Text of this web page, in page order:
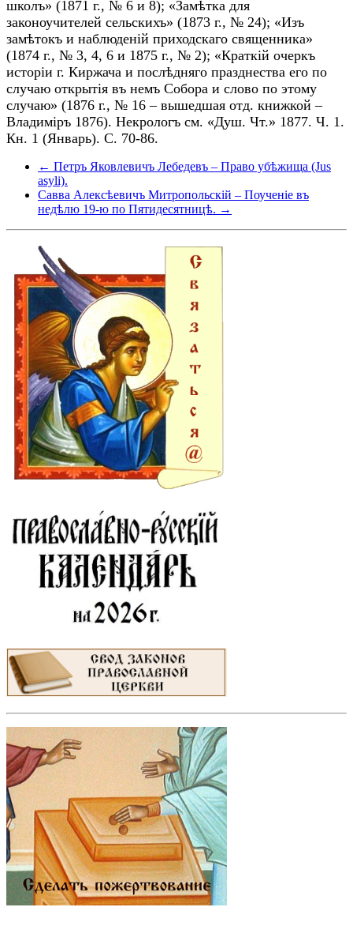
школъ» (1871 г., № 6 и 8); «Замѣтка для
законоучителей сельскихъ» (1873 г., № 24); «Изъ
замѣтокъ и наблюденій приходскаго священника»
(1874 г., № 3, 4, 6 и 1875 г., № 2); «Краткій очеркъ
исторіи г. Киржача и послѣдняго празднества его по
случаю открытія въ немъ Собора и слово по этому
случаю» (1876 г., № 16 – вышедшая отд. книжкой –
Владиміръ 1876). Некрологъ см. «Душ. Чт.» 1877. Ч. 1.
Кн. 1 (Январь). С. 70-86.
← Петръ Яковлевичъ Лебедевъ – Право убѣжища (Jus
asyli).
Савва Алексѣевичъ Mитpoпольскій – Поученіе въ
недѣлю 19-ю по Пятидесятницѣ. →